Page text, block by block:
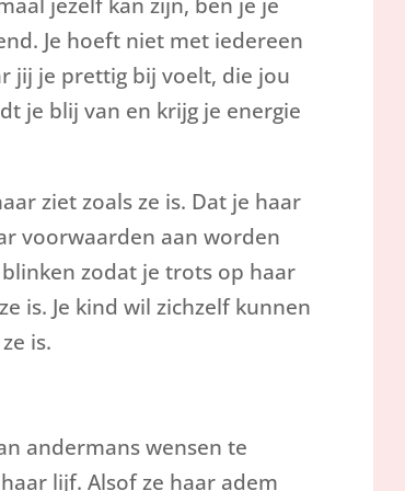
Je hoeft niet met iedereen
jij je prettig bij voelt, die jou
je blij van en krijg je energie
ziet zoals ze is. Dat je haar
voorwaarden aan worden
zodat je trots op haar
is. Je kind wil zichzelf kunnen
is.
andermans wensen te
lijf. Alsof ze haar adem